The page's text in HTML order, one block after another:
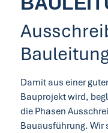
Damit aus einer
Bauprojekt wird,
die Phasen
Bauausführung. Wir